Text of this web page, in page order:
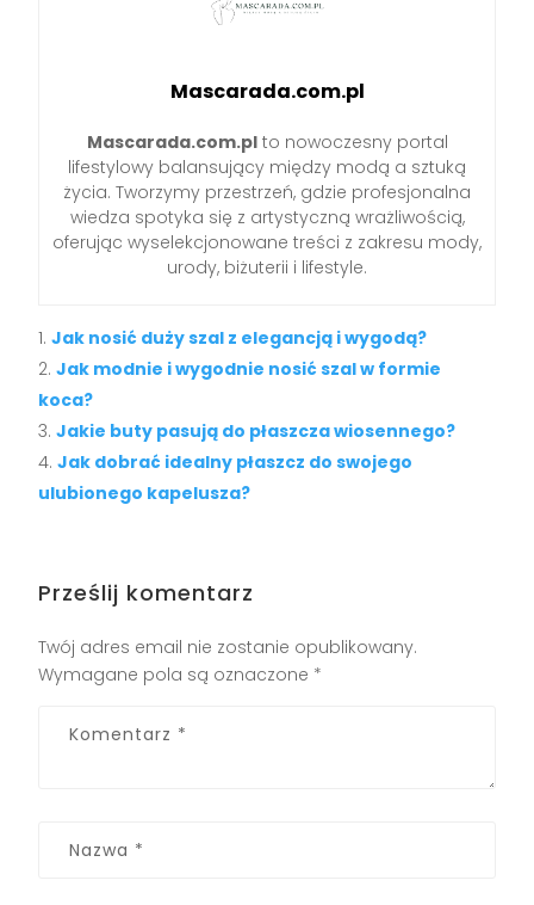
Mascarada.com.pl
Mascarada.com.plto nowoczesny portal
lifestylowy balansujący między modą a sztuką
życia. Tworzymy przestrzeń, gdzie profesjonalna
wiedza spotyka się z artystyczną wrażliwością,
oferując wyselekcjonowane treści z zakresu mody,
urody, biżuterii i lifestyle.
Jak nosić duży szal z elegancją i wygodą?
Jak modnie i wygodnie nosić szal w formie
koca?
Jakie buty pasują do płaszcza wiosennego?
Jak dobrać idealny płaszcz do swojego
ulubionego kapelusza?
Prześlij komentarz
Twój adres email nie zostanie opublikowany.
Wymagane pola są oznaczone *